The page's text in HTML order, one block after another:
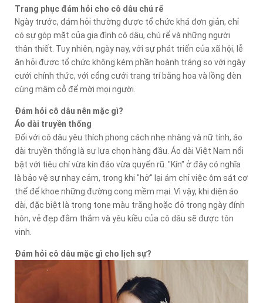
Trang phục đám hỏi cho cô dâu chú rể
Ngày trước, đám hỏi thường được tổ chức khá đơn giản, chỉ
có sự góp mặt của gia đình cô dâu, chú rể và những người
thân thiết. Tuy nhiên, ngày nay, với sự phát triển của xã hội, lễ
ăn hỏi được tổ chức không kém phần hoành tráng so với ngày
cưới chính thức, với cổng cưới trang trí bằng hoa và lồng đèn
cùng mâm cỗ để mời mọi người.
Đám hỏi cô dâu nên mặc gì?
Áo dài truyền thống
Đối với cô dâu yêu thích phong cách nhẹ nhàng và nữ tính, áo
dài truyền thống là sự lựa chọn hàng đầu. Áo dài Việt Nam nổi
bật với tiêu chí vừa kín đáo vừa quyến rũ. "Kín" ở đây có nghĩa
là bảo vệ sự nhạy cảm, trong khi "hở" lại ám chỉ việc ôm sát cơ
thể để khoe những đường cong mềm mại. Vì vậy, khi diện áo
dài, đặc biệt là trong tone màu trắng hoặc đỏ trong ngày đính
hôn, vẻ đẹp đằm thắm và yêu kiều của cô dâu sẽ được tôn
vinh.
Đám hỏi cô dâu mặc gì cho lịch sự?